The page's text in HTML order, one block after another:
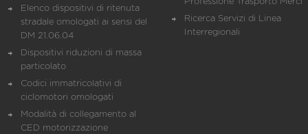
Elenco dispositivi di ritenuta
stradale omologati ai sensi del
DM 21.06.04
Dispositivi riduzioni di massa
particolato
Codici immatricolativi di
ciclomotori omologati
Modalità di collegamento al
CED motorizzazione
Ricerca Servizi di Linea
Interregionali